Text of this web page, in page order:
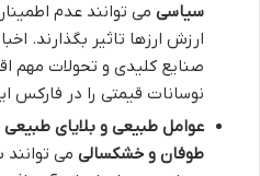
سیاسی می توانند عدم
ارزش ارزها تاثیر بگذارند.
صنایع کلیدی و تحولات مهم
نوسانات قیمتی را در فارکس
عوامل طبیعی و بلایای طبیعی
طوفان و خشکسالی می